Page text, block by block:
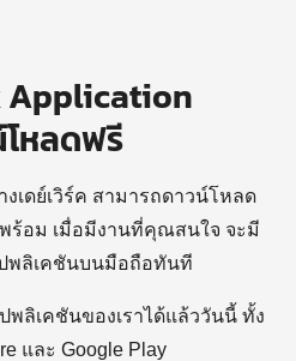
Application
หลดฟรี
เดย์เวิร์ค สามารถดาวน์โหลด
ร้อม เมื่อมีงานที่คุณสนใจ จะมี
พลิเคชันบนมือถือทันที
พลิเคชันของเราได้แล้ววันนี้ ทั้ง
และ Google Play